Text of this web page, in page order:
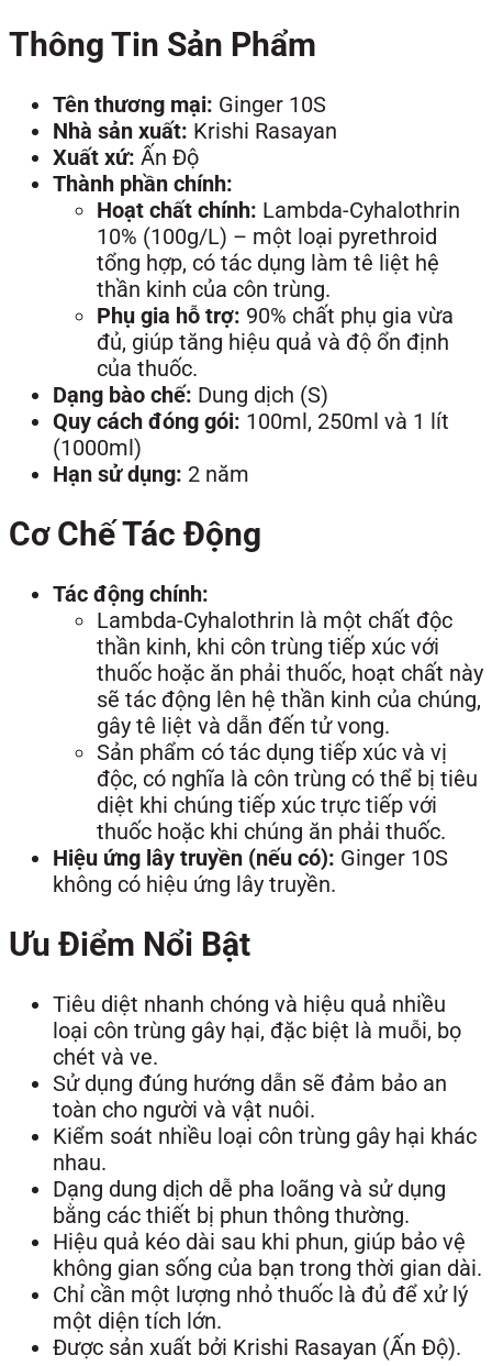
Thông Tin Sản Phẩm
Tên thương mại: Ginger 10S
Nhà sản xuất: Krishi Rasayan
Xuất xứ: Ấn Độ
Thành phần chính:
Hoạt chất chính: Lambda-Cyhalothrin
10% (100g/L) – một loại pyrethroid
tổng hợp, có tác dụng làm tê liệt hệ
thần kinh của côn trùng.
Phụ gia hỗ trợ: 90% chất phụ gia vừa
đủ, giúp tăng hiệu quả và độ ổn định
của thuốc.
Dạng bào chế: Dung dịch (S)
Quy cách đóng gói: 100ml, 250ml và 1 lít
(1000ml)
Hạn sử dụng: 2 năm
Cơ Chế Tác Động
Tác động chính:
Lambda-Cyhalothrin là một chất độc
thần kinh, khi côn trùng tiếp xúc với
thuốc hoặc ăn phải thuốc, hoạt chất này
sẽ tác động lên hệ thần kinh của chúng,
gây tê liệt và dẫn đến tử vong.
Sản phẩm có tác dụng tiếp xúc và vị
độc, có nghĩa là côn trùng có thể bị tiêu
diệt khi chúng tiếp xúc trực tiếp với
thuốc hoặc khi chúng ăn phải thuốc.
Hiệu ứng lây truyền (nếu có): Ginger 10S
không có hiệu ứng lây truyền.
Ưu Điểm Nổi Bật
Tiêu diệt nhanh chóng và hiệu quả nhiều
loại côn trùng gây hại, đặc biệt là muỗi, bọ
chét và ve.
Sử dụng đúng hướng dẫn sẽ đảm bảo an
toàn cho người và vật nuôi.
Kiểm soát nhiều loại côn trùng gây hại khác
nhau.
Dạng dung dịch dễ pha loãng và sử dụng
bằng các thiết bị phun thông thường.
Hiệu quả kéo dài sau khi phun, giúp bảo vệ
không gian sống của bạn trong thời gian dài.
Chỉ cần một lượng nhỏ thuốc là đủ để xử lý
một diện tích lớn.
Được sản xuất bởi Krishi Rasayan (Ấn Độ).